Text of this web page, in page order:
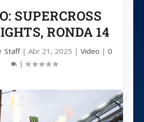
SUPERCROSS
RONDA 14
Staff|Abr 21, 2025 |Video |0
|